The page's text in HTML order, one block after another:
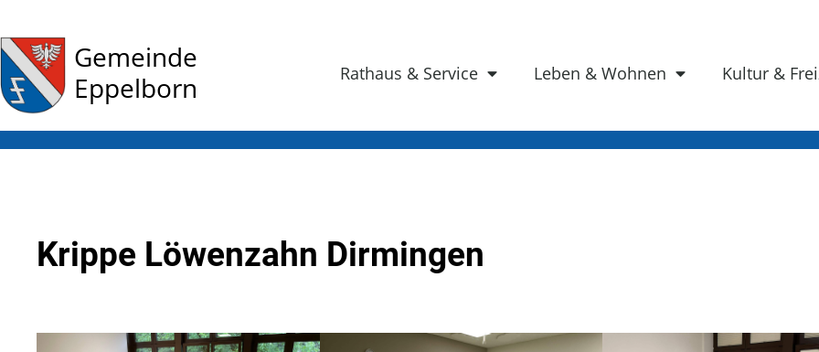
Gemeinde
Eppelborn
Rathaus & Service Leben & Wohnen Kultur &
Krippe Löwenzahn Dirmingen